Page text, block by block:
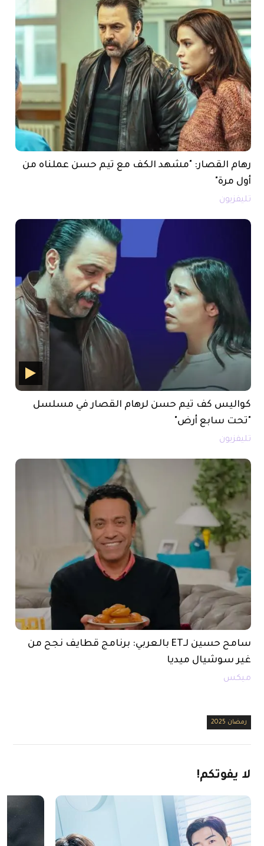
رهام القصار: "مشهد الكف مع تيم حسن عملناه من
أول مرة"
تليفزيون
كواليس كف تيم حسن لرهام القصار في مسلسل
"تحت سابع أرض"
تليفزيون
سامح حسين لـET بالعربي: برنامج قطايف نجح من
غير سوشيال ميديا
ميكس
رمضان 2025
لا يفوتكم!